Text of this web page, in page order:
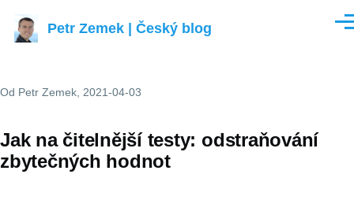
Petr Zemek | Český blog
Od Petr Zemek , 2021-04-03
Jak na čitelnější testy: odstraňování
zbytečných hodnot